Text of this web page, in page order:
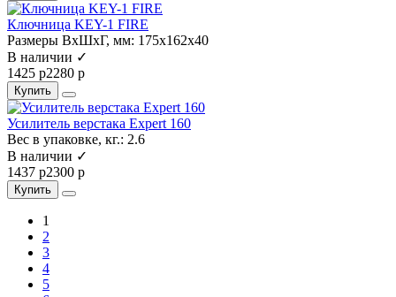
Ключница KEY-1 FIRE
Размеры ВхШхГ, мм: 175х162х40
В наличии ✓
1425 р2280 р
Купить
Усилитель верстака Expert 160
Вес в упаковке, кг.: 2.6
В наличии ✓
1437 р2300 р
Купить
1
2
3
4
5